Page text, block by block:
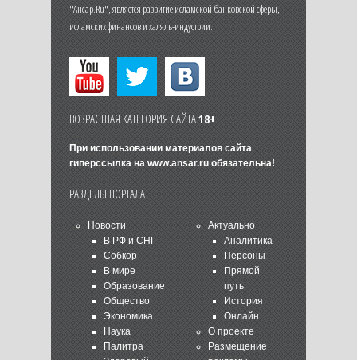
"Ансар.Ru", является развитие исламской банковской сферы,
исламских финансов и халяль-индустрии.
ВОЗРАСТНАЯ КАТЕГОРИЯ САЙТА18+
При использовании материалов сайта
гиперссылка на www.ansar.ruобязательна!
РАЗДЕЛЫ ПОРТАЛА
Новости
В РФ и СНГ
Собкор
В мире
Образование
Общество
Экономика
Наука
Палитра
Актуально
Аналитика
Персоны
Прямой
путь
История
Онлайн
О проекте
Размещение